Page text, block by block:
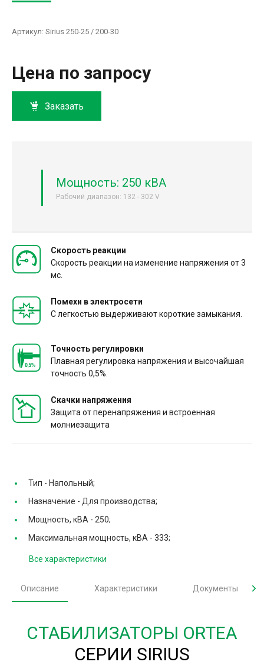
Артикул: Sirius 250-25 / 200-30
Цена по запросу
Заказать
Мощность: 250 кВА
Рабочий диапазон: 132 - 302 V
Скорость реакции
Скорость реакции на изменение напряжения от 3
мс.
Помехи в электросети
С легкостью выдерживают короткие замыкания.
Точность регулировки
Плавная регулировка напряжения и высочайшая
точность 0,5%.
Скачки напряжения
Защита от перенапряжения и встроенная
молниезащита
Тип - Напольный;
Назначение - Для производства;
Мощность, кВА - 250;
Максимальная мощность, кВА - 333;
Все характеристики
Описание Характеристики Документы
СТАБИЛИЗАТОРЫ ORTEA
СЕРИИ SIRIUS